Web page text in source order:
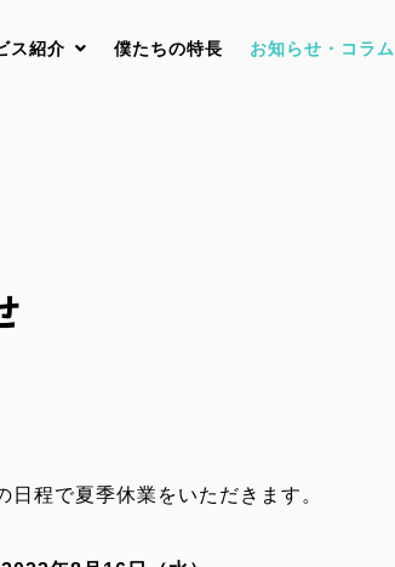
ス紹介 僕たちの特長 お知らせ・コラム
程で夏季休業をいただきます。